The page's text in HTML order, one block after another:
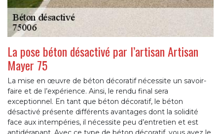
La pose béton désactivé par l’artisan Artisan
Mayer 75
La mise en œuvre de béton décoratif nécessite un savoir-
faire et de l’expérience. Ainsi, le rendu final sera
exceptionnel. En tant que béton décoratif, le béton
désactivé présente différents avantages dont la solidité
face aux intempéries, il nécessite peu d’entretien et est